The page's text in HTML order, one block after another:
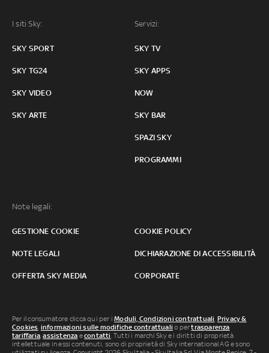
I siti Sky:
SKY SPORT
SKY TG24
SKY VIDEO
SKY ARTE
Servizi:
SKY TV
SKY APPS
NOW
SKY BAR
SPAZI SKY
PROGRAMMI
Note legali:
GESTIONE COOKIE COOKIE POLICY
NOTE LEGALI DICHIARAZIONE DI ACCESSIBILITÀ
OFFERTA SKY MEDIA CORPORATE
Per il consumatore clicca qui per iModuli, Condizioni contrattuali, Privacy &
Cookies, informazioni sulle modifiche contrattuali o pertrasparenza
tariffaria,assistenza econtatti. Tutti i marchi Sky e i diritti di proprietà
intellettuale in essi contenuti, sono di proprietà di Sky international AG e sono